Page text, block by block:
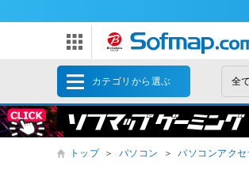
カテゴリから選ぶ
トップ ＞ パソコン ＞ パソコンアクセ